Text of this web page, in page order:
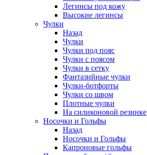
Легинсы под кожу
Высокие легинсы
Чулки
Назад
Чулки
Чулки под пояс
Чулки с поясом
Чулки в сетку
Фантазийные чулки
Чулки-ботфорты
Чулки со швом
Плотные чулки
На силиконовой резинке
Носочки и Гольфы
Назад
Носочки и Гольфы
Капроновые гольфы